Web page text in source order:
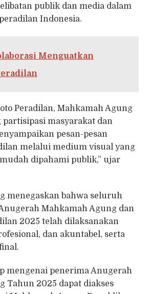
publik dan media dalam
Indonesia.
Menguatkan
Peradilan, Mahkamah Agung
masyarakat dan
pesan-pesan
melalui medium visual yang
dipahami publik,” ujar
menegaskan bahwa seluruh
Mahkamah Agung dan
2025 telah dilaksanakan
dan akuntabel, serta
mengenai penerima Anugerah
Tahun 2025 dapat diakses